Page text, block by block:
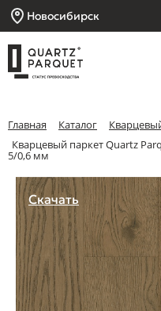
Новосибирск
Главная Каталог
Кварцевый паркет Quartz
5/0,6 мм
Скачать